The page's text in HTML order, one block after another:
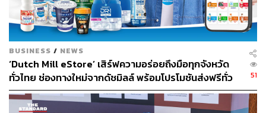
พร้อมแอปพลิเคชันพิเศษที่จะช่วยให้คุณค้นหาและชม
ดวงดาวของคุณได้จากทุกที่ทุกเวลา สร้างประสบการณ์พิเศษ
ในการชมดาวที่มีชื่อของคุณบนท้องฟ้า พร้อมแชร์ช่วงเวลา
สุดประทับใจนี้กับคนที่คุณรัก
BUSINESS / NEWS
‘Dutch Mill eStore’ เสิร์ฟความอร่อยถึงมือทุกจังหวัด
ทั่วไทย ช่องทางใหม่จากดัชมิลล์ พร้อมโปรโมชันส่งฟรีทั่ว
ประเทศ ส่งไว สั่งก่อนเที่ยง ได้ของวันถัดไป ส่งสินค้าแบบ
เย็นตรงจากโรงงาน [ADVERTORIAL]
51